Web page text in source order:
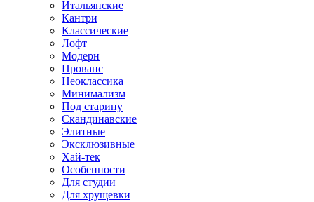
Итальянские
Кантри
Классические
Лофт
Модерн
Прованс
Неоклассика
Минимализм
Под старину
Скандинавские
Элитные
Эксклюзивные
Хай-тек
Особенности
Для студии
Для хрущевки